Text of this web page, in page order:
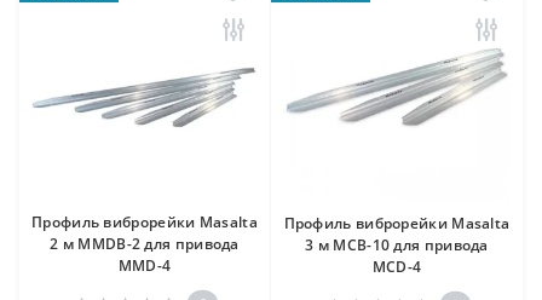
Профиль виброрейки Masalta
2 м MMDB-2 для привода
MMD-4
Профиль виброрейки Masalta
3 м MCB-10 для привода
MCD-4